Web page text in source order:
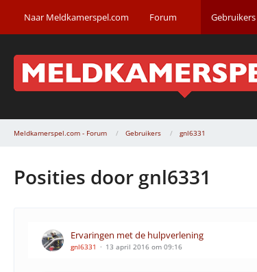
Naar Meldkamerspel.com Forum Gebruikers
Meldkamerspel.com - Forum Gebruikers gnl6331
Posities door gnl6331
Ervaringen met de hulpverlening
gnl6331 13 april 2016 om 09:16